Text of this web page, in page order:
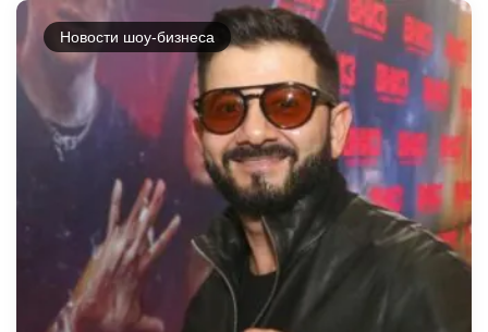
Новости шоу-бизнеса